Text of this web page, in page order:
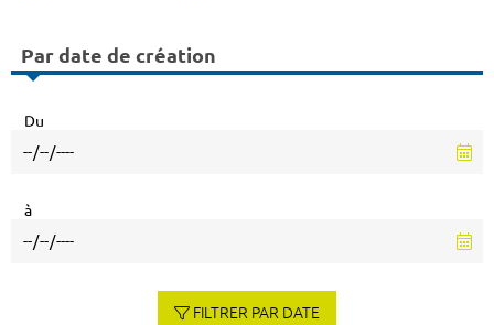
Par date de création
Du
à
FILTRER PAR DATE